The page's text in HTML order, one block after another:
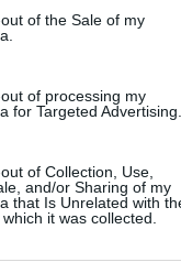
of the Sale of my
of processing my
for Targeted Advertising.
of Collection, Use,
and/or Sharing of my
that Is Unrelated with
it was collected.